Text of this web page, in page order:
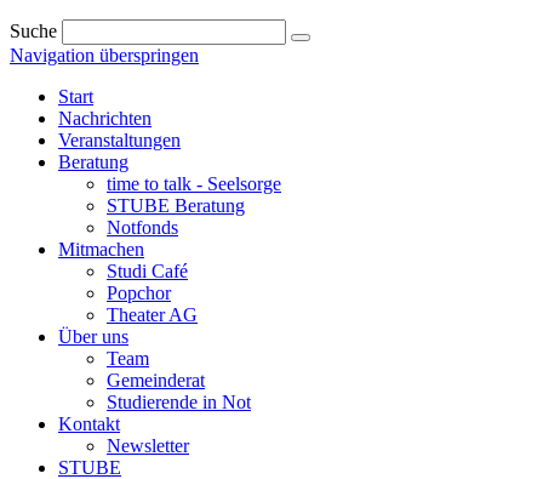
Suche
Navigation überspringen
Start
Nachrichten
Veranstaltungen
Beratung
time to talk - Seelsorge
STUBE Beratung
Notfonds
Mitmachen
Studi Café
Popchor
Theater AG
Über uns
Team
Gemeinderat
Studierende in Not
Kontakt
Newsletter
STUBE